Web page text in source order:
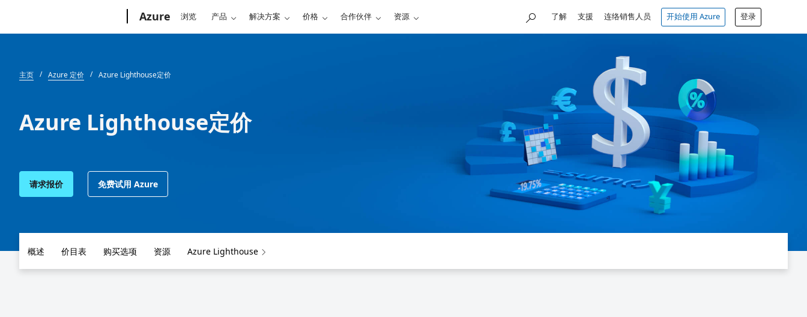
Azure 浏览 产品 解决方案 价格 合作伙伴 资源 了解 支援 连络销售人员 开始使用 Azure 登录
主页 Azure 定价 Azure Lighthouse定价
Azure Lighthouse定价
请求报价 免费试用 Azure
概述 价目表 购买选项 资源 Azure Lighthouse